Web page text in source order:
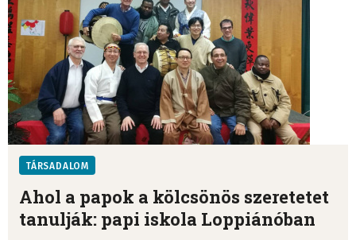
TÁRSADALOM
Ahol a papok a kölcsönös szeretetet
tanulják: papi iskola Loppiánóban